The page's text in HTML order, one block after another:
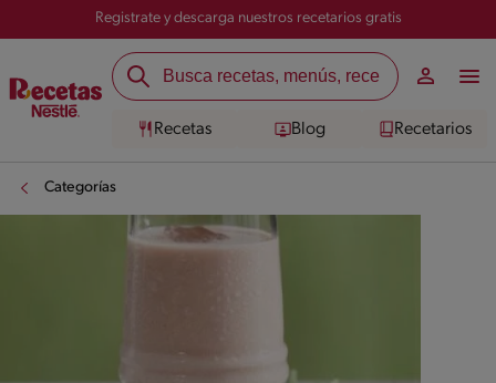
Registrate y descarga nuestros recetarios gratis
Recetas Blog Recetarios
Categorías